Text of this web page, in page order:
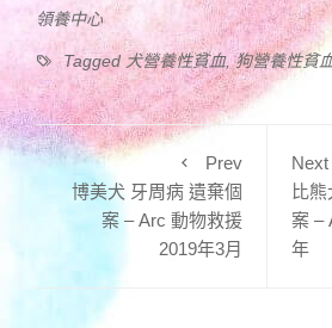
領養中心
Tagged 犬營養性貧血,狗營養性貧
Prev
博美犬 牙周病 遺棄個
案 – Arc 動物救援
2019年3月
Next
比
案 –
年